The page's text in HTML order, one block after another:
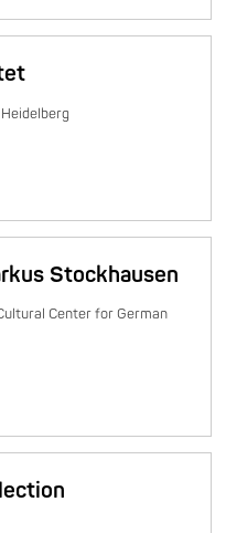
Stockhausen
Center for German